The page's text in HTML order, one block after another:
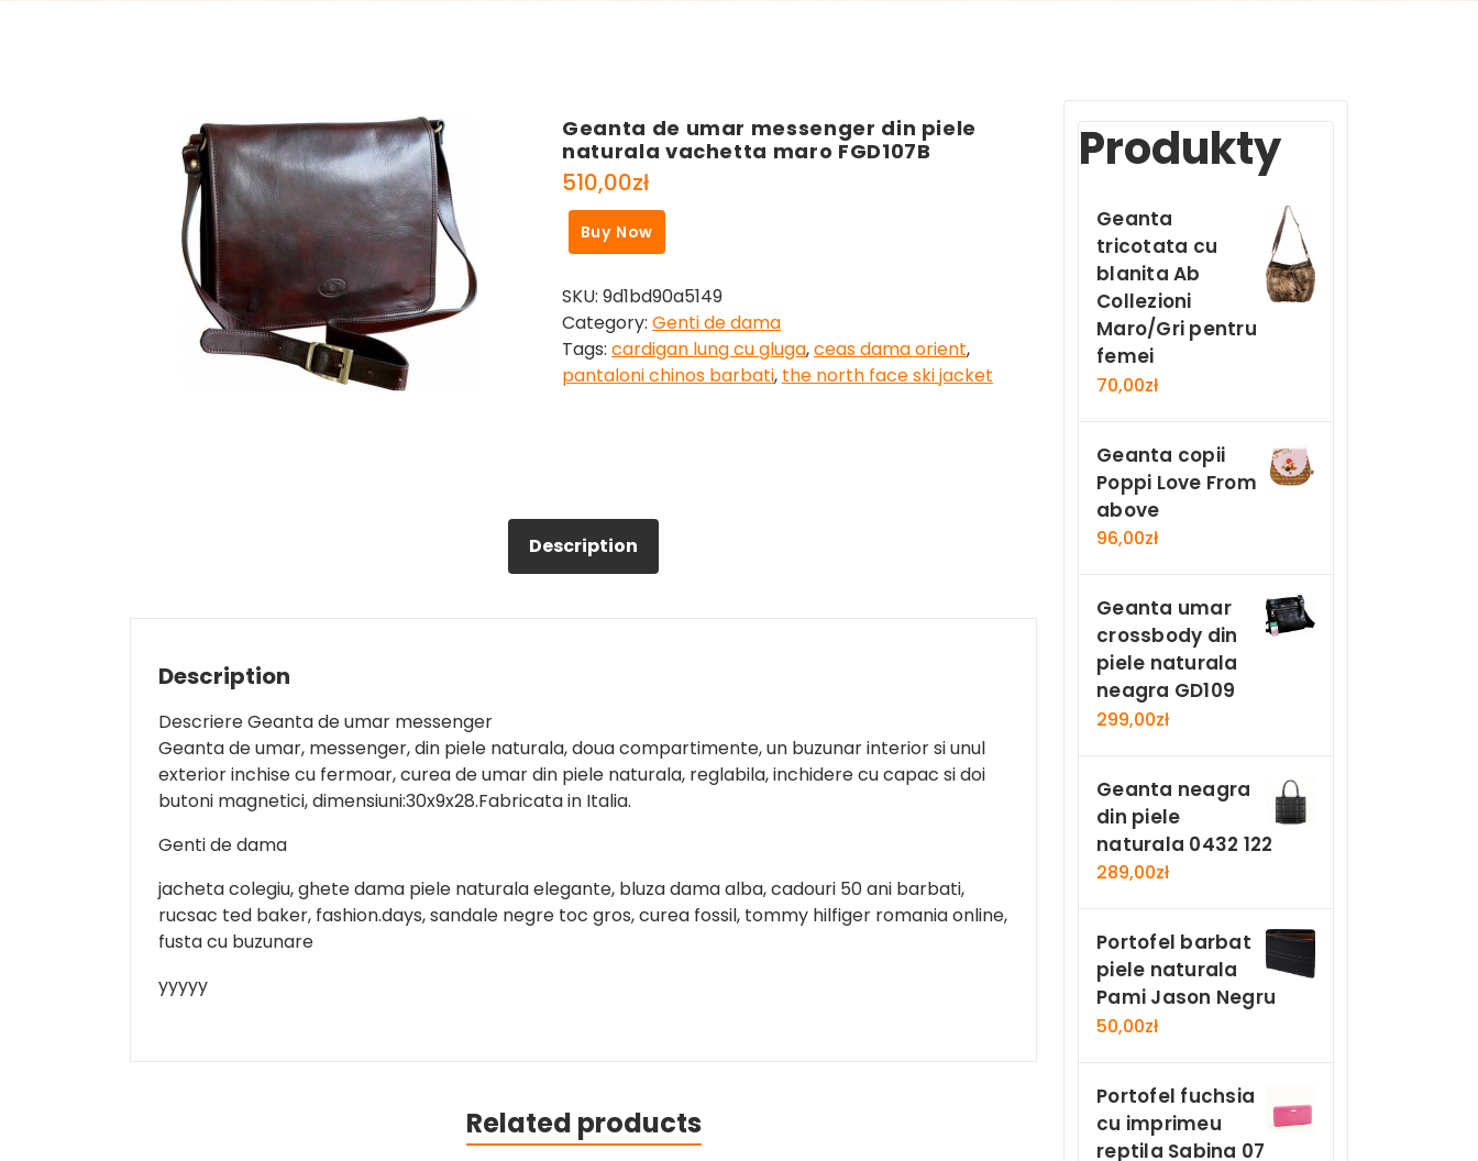
Geanta de umar messenger din piele
naturala vachetta maro FGD107B
510,00zł
Buy Now
SKU: 9d1bd90a5149
Category: Genti de dama
Tags: cardigan lung cu gluga,ceas dama orient,
pantaloni chinos barbati, the north face ski jacket
Description
Description
Descriere Geanta de umar messenger
Geanta de umar, messenger, din piele naturala, doua compartimente, un buzunar interior si unul
exterior inchise cu fermoar, curea de umar din piele naturala, reglabila, inchidere cu capac si doi
butoni magnetici, dimensiuni:30x9x28.Fabricata in Italia.
Genti de dama
jacheta colegiu, ghete dama piele naturala elegante, bluza dama alba, cadouri 50 ani barbati,
rucsac ted baker, fashion.days, sandale negre toc gros, curea fossil, tommy hilfiger romania online,
fusta cu buzunare
yyyyy
Related products
Produkty
Geanta
tricotata cu
blanita Ab
Collezioni
Maro/Gri pentru
femei
70,00zł
Geanta copii
Poppi Love From
above
96,00zł
Geanta umar
crossbody din
piele naturala
neagra GD109
299,00zł
Geanta neagra
din piele
naturala 0432 122
289,00zł
Portofel barbat
piele naturala
Pami Jason Negru
50,00zł
Portofel fuchsia
cu imprimeu
reptila Sabina 07